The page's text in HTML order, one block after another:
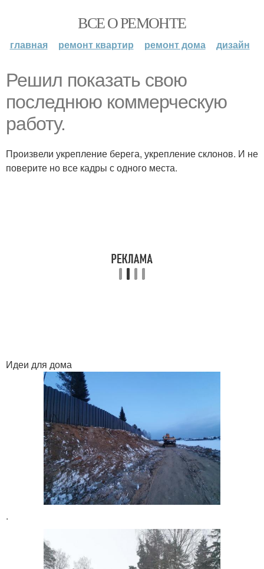
ВСЕ О РЕМОНТЕ
главная ремонт квартир ремонт дома дизайн
Решил показать свою
последнюю коммерческую
работу.
Произвели укрепление берега, укрепление склонов. И не
поверите но все кадры с одного места.
Идеи для дома
.